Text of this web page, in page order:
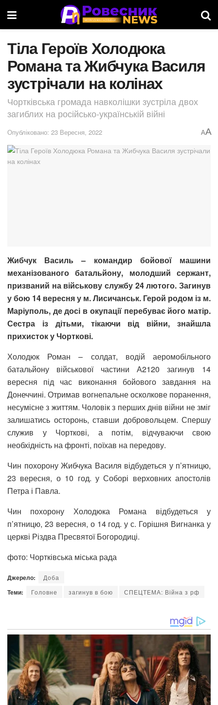
Тіла Героїв Холодюка
Романа та Жибчука Василя
зустрічали на колінах
Чортківська громада навколішки зустріла двох
загиблих на російсько-українській війні
Опубліковано: 23 Вересня, 2022 AA
Жибчук Василь – командир бойової машини
механізованого батальйону, молодший сержант,
призваний на військову службу 24 лютого. Загинув
у бою 14 вересня у м. Лисичанськ. Герой родом із м.
Маріуполь, де досі в окупації перебуває його матір.
Сестра із дітьми, тікаючи від війни, знайшла
прихисток у Чорткові.
Холодюк Роман – солдат, водій аеромобільного
батальйону військової частини А2120 загинув 14
вересня під час виконання бойового завдання на
Донеччині. Отримав вогнепальне осколкове поранення,
несумісне з життям. Чоловік з перших днів війни не зміг
залишатись осторонь, ставши добровольцем. Спершу
служив у Чорткові, а потім, відчуваючи свою
необхідність на фронті, поїхав на передову.
Чин похорону Жибчука Василя відбудеться у п’ятницю,
23 вересня, о 10 год. у Соборі верховних апостолів
Петра і Павла.
Чин похорону Холодюка Романа відбудеться у
п’ятницю, 23 вересня, о 14 год. у с. Горішня Вигнанка у
церкві Різдва Пресвятої Богородиці.
фото: Чортківська міська рада
Джерело: Доба
Теми: Головне загинув в бою СПЕЦТЕМА: Війна з рф